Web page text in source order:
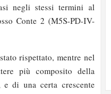
negli stessi termini al
Conte 2 (M5S-PD-IV-
rispettato, mentre nel
più composito della
di una certa crescente